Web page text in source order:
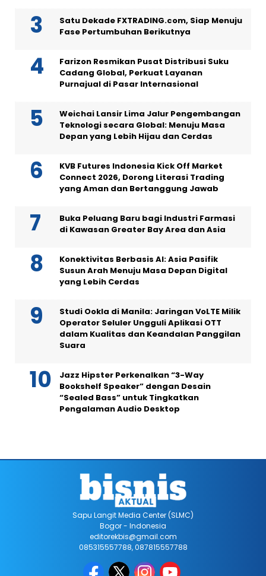
Satu Dekade FXTRADING.com, Siap Menuju
Fase Pertumbuhan Berikutnya
Farizon Resmikan Pusat Distribusi Suku
Cadang Global, Perkuat Layanan
Purnajual di Pasar Internasional
Weichai Lansir Lima Jalur Pengembangan
Teknologi secara Global: Menuju Masa
Depan yang Lebih Hijau dan Cerdas
KVB Futures Indonesia Kick Off Market
Connect 2026, Dorong Literasi Trading
yang Aman dan Bertanggung Jawab
Buka Peluang Baru bagi Industri Farmasi
di Kawasan Greater Bay Area dan Asia
Konektivitas Berbasis AI: Asia Pasifik
Susun Arah Menuju Masa Depan Digital
yang Lebih Cerdas
Studi Ookla di Manila: Jaringan VoLTE Milik
Operator Seluler Ungguli Aplikasi OTT
dalam Kualitas dan Keandalan Panggilan
Suara
Jazz Hipster Perkenalkan “3-Way
Bookshelf Speaker” dengan Desain
“Sealed Bass” untuk Tingkatkan
Pengalaman Audio Desktop
Sapu Langit Media Center (SLMC)
Bogor - Indonesia
editorekbis@gmail.com
085315557788, 087815557788